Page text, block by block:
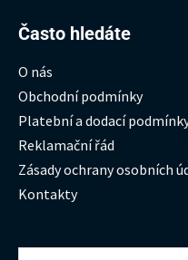
Často hledáte
O nás
Obchodní podmínky
Platební a dodací
Reklamační řád
Zásady ochrany osobních
Kontakty
Hledat: